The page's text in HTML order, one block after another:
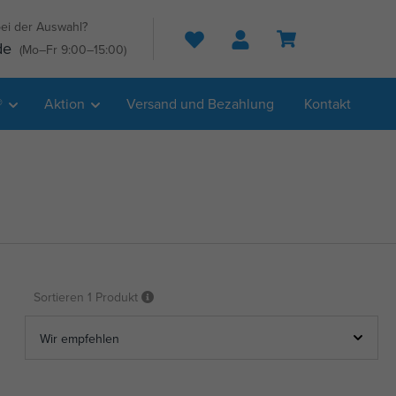
der Auswahl?
(Mo–Fr 9:00–15:00) Suche
Aktion Versand und Bezahlung Kontakt
Sortieren 1 Produkt